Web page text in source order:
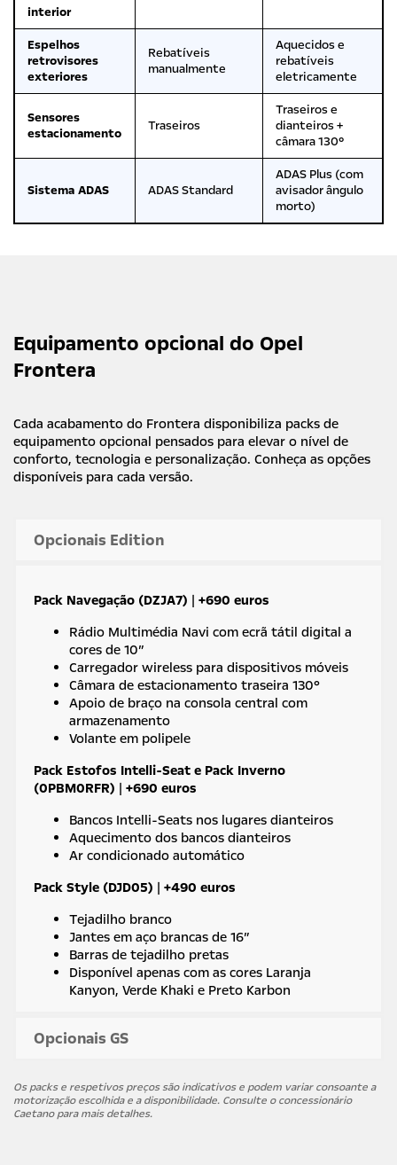
interior
Espelhos
retrovisores
exteriores
Rebatíveis
manualmente
Aquecidos e
rebatíveis
eletricamente
Sensores
estacionamento
Traseiros
Traseiros e
dianteiros +
câmara 130°
Sistema ADAS ADAS Standard
ADAS Plus (com
avisador ângulo
morto)
Equipamento opcional do Opel
Frontera
Cada acabamento do Frontera disponibiliza packs de
equipamento opcional pensados para elevar o nível de
conforto, tecnologia e personalização. Conheça as opções
disponíveis para cada versão.
Opcionais Edition
Pack Navegação (DZJA7) | +690 euros
Rádio Multimédia Navi com ecrã tátil digital a
cores de 10″
Carregador wireless para dispositivos móveis
Câmara de estacionamento traseira 130°
Apoio de braço na consola central com
armazenamento
Volante em polipele
Pack Estofos Intelli-Seat e Pack Inverno
(0PBM0RFR) | +690 euros
Bancos Intelli-Seats nos lugares dianteiros
Aquecimento dos bancos dianteiros
Ar condicionado automático
Pack Style (DJD05) | +490 euros
Tejadilho branco
Jantes em aço brancas de 16″
Barras de tejadilho pretas
Disponível apenas com as cores Laranja
Kanyon, Verde Khaki e Preto Karbon
Opcionais GS
Os packs e respetivos preços são indicativos e podem variar consoante a
motorização escolhida e a disponibilidade. Consulte o concessionário
Caetano para mais detalhes.